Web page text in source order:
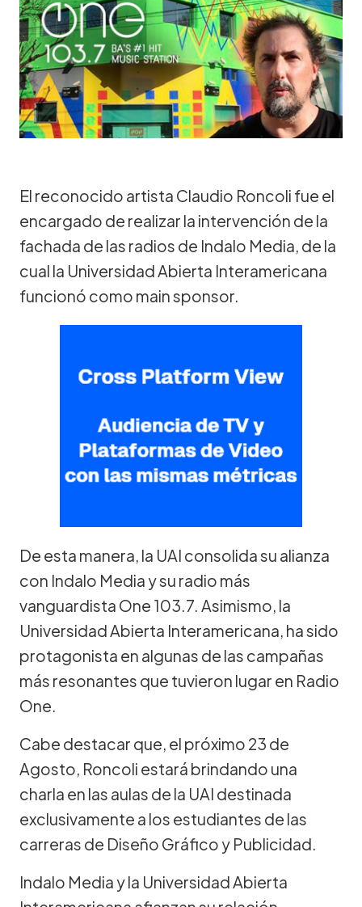
El reconocido artista Claudio Roncoli fue el
encargado de realizar la intervención de la
fachada de las radios de Indalo Media, de la
cual la Universidad Abierta Interamericana
funcionó como main sponsor.
De esta manera, la UAI consolida su alianza
con Indalo Media y su radio más
vanguardista One 103.7. Asimismo, la
Universidad Abierta Interamericana, ha sido
protagonista en algunas de las campañas
más resonantes que tuvieron lugar en Radio
One.
Cabe destacar que, el próximo 23 de
Agosto, Roncoli estará brindando una
charla en las aulas de la UAI destinada
exclusivamente a los estudiantes de las
carreras de Diseño Gráfico y Publicidad.
Indalo Media y la Universidad Abierta